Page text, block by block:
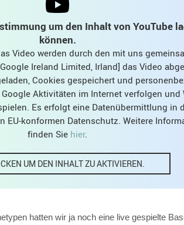
Song „Obladi Oblada“. Ich hörte mir nach
Dieser Song ruft geradezu danach, mit
(„Und jetzt alle!“) fröhlich „befüllt“ zu
z.B. vom Klavier, von denen ich wenigstens
schön für den Song erachtete. Klein aber
zu Hause zahlreiche Overdubs einzuspielen
allerdings auch dazu, dass ich im fertigen
nicht anders. Ich hatte auch noch die Idee,
dem Song tanzen und sich dabei filmen
dazu haben würde. Ralf, Walter, Klaus und
Song widmeten wir dann auch den aktuell
und hängten einige Grußworte an den
um den Inhalt von YouTube
können.
Video werden durch den mit uns
Ireland Limited, Irland] das Video
Cookies gespeichert und
Aktivitäten im Internet verfolgen und
Es erfolgt eine Datenübermittlung in
EU-konformen Datenschutz. Weitere
finden Sie hier.
UM DEN INHALT ZU AKTIVIEREN.
hatten wir ja noch eine live gespielte